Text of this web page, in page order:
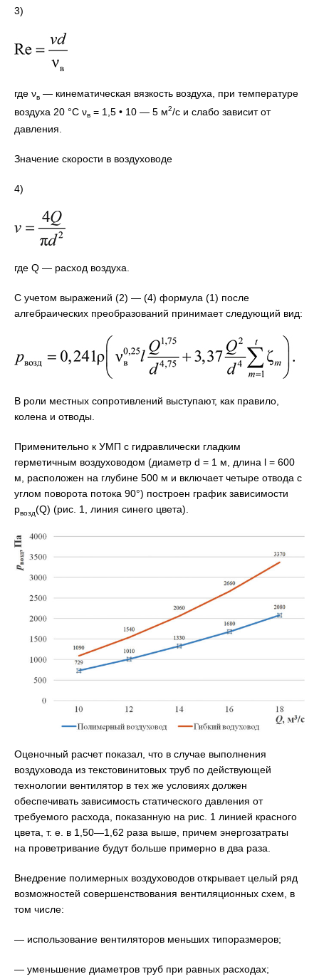
3)
где νв — кинематическая вязкость воздуха, при температуре
воздуха 20 °С νв = 1,5 • 10 — 5 м2/с и слабо зависит от
давления.
Значение скорости в воздуховоде
4)
где Q — расход воздуха.
С учетом выражений (2) — (4) формула (1) после
алгебраических преобразований принимает следующий вид:
В роли местных сопротивлений выступают, как правило,
колена и отводы.
Применительно к УМП с гидравлически гладким
герметичным воздуховодом (диаметр d = 1 м, длина l = 600
м, расположен на глубине 500 м и включает четыре отвода с
углом поворота потока 90°) построен график зависимости
рвозд(Q) (рис. 1, линия синего цвета).
Оценочный расчет показал, что в случае выполнения
воздуховода из текстовинитовых труб по действующей
технологии вентилятор в тех же условиях должен
обеспечивать зависимость статического давления от
требуемого расхода, показанную на рис. 1 линией красного
цвета, т. е. в 1,50—1,62 раза выше, причем энергозатраты
на проветривание будут больше примерно в два раза.
Внедрение полимерных воздуховодов открывает целый ряд
возможностей совершенствования вентиляционных схем, в
том числе:
— использование вентиляторов меньших типоразмеров;
— уменьшение диаметров труб при равных расходах;